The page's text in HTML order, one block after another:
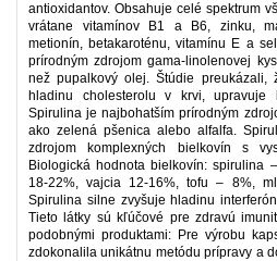
antioxidantov. Obsahuje celé spektrum
vrátane vitamínov B1 a B6, zinku,
metionín, betakaroténu, vitamínu E a
prírodným zdrojom gama-linolenovej
než pupalkový olej. Štúdie preukázali,
hladinu cholesterolu v krvi,
Spirulina je najbohatším prírodným
ako zelená pšenica alebo alfalfa.
zdrojom komplexných bielkovín s
Biologická hodnota bielkovín: spirulina
18-22%, vajcia 12-16%, tofu – 8%,
Spirulina silne zvyšuje hladinu
Tieto látky sú kľúčové pre zdravú
podobnými produktami: Pre výrobu
zdokonalila unikátnu metódu prípravy a